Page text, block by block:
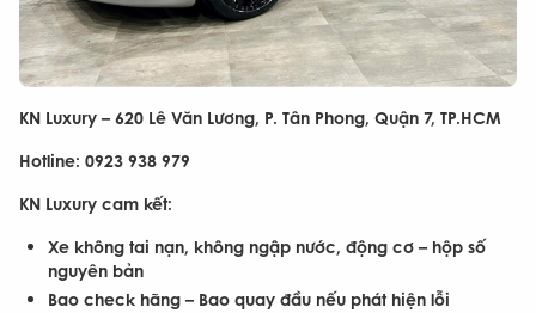
KN Luxury – 620 Lê Văn Lương, P. Tân Phong, Quận 7, TP.HCM
Hotline: 0923 938 979
KN Luxury cam kết:
Xe không tai nạn, không ngập nước, động cơ – hộp số
nguyên bản
Bao check hãng – Bao quay đầu nếu phát hiện lỗi